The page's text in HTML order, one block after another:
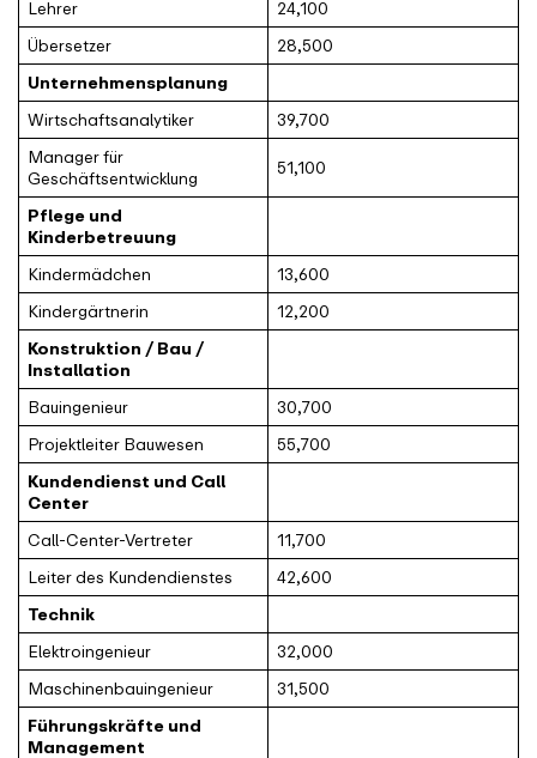
Lehrer
24,100
Übersetzer
28,500
Unternehmensplanung
Wirtschaftsanalytiker
39,700
Manager für
Geschäftsentwicklung
51,100
Pflege und
Kinderbetreuung
Kindermädchen
13,600
Kindergärtnerin
12,200
Konstruktion / Bau /
Installation
Bauingenieur
30,700
Projektleiter Bauwesen
55,700
Kundendienst und Call
Center
Call-Center-Vertreter
11,700
Leiter des Kundendienstes
42,600
Technik
Elektroingenieur
32,000
Maschinenbauingenieur
31,500
Führungskräfte und
Management